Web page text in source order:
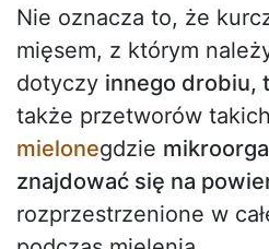
Nie oznacza to, że
mięsem, z którym
dotyczy innego drobiu,
także przetworów
mielonegdzie
znajdować się na
rozprzestrzenione w